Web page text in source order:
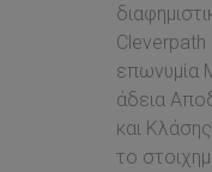
Cleverpath
επωνυμία
άδεια
και
τo